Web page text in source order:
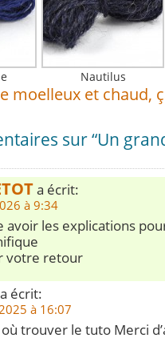
Nautilus
moelleux et chaud,
sur “Un
a écrit:
à 9:34
avoir les explications
votre retour
a écrit:
à 16:07
trouver le tuto Merci